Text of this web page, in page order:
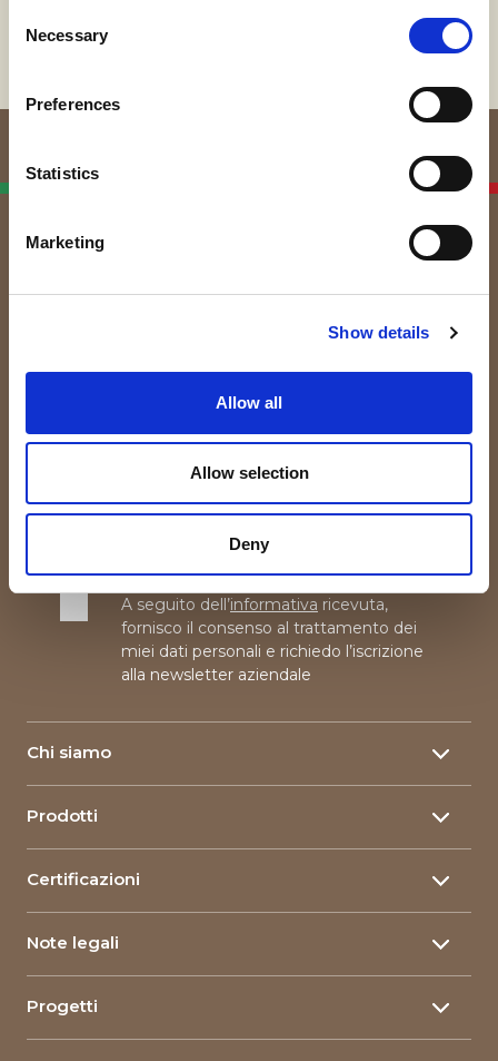
Selection
Necessary
Preferences
Statistics
Marketing
Show details
Allow all
Allow selection
Deny
aggiornamenti e curiosità sul mondo tessile e del lino.
A seguito dell’informativa ricevuta,
fornisco il consenso al trattamento dei
miei dati personali e richiedo l’iscrizione
alla newsletter aziendale
Chi siamo
About
La nostra storia
Ricerca e Sviluppo
Corporate Social Responsibility
Linimpianti
Prodotti
Filati
Filati di lino
Materiali compositi
Le qualità del lino
Certificazioni
Certificazioni Filati
Certificazioni Corporate
Note legali
Privacy Policy
Dati Societari
Progetti
Progetti innovativi